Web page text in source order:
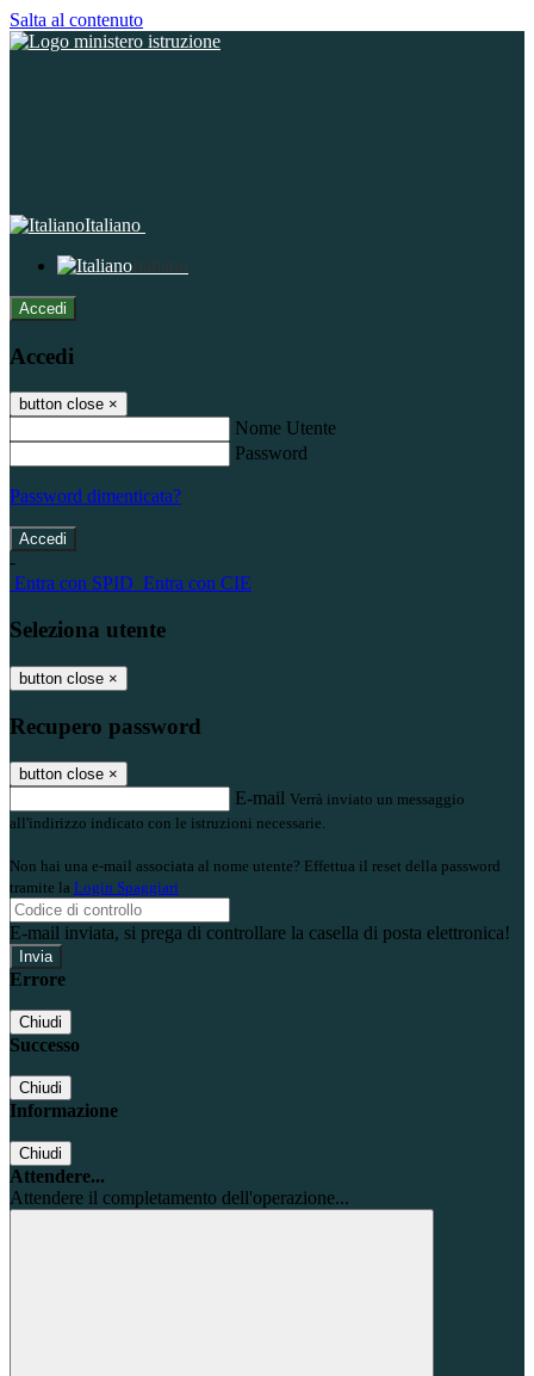
Salta al contenuto
Italiano
Italiano
Accedi
Accedi
button close ×
Nome Utente
Password
Password dimenticata?
-
Entra con SPID Entra con CIE
Seleziona utente
button close ×
Recupero password
button close ×
E-mail Verrà inviato un messaggio
all'indirizzo indicato con le istruzioni necessarie.
Non hai una e-mail associata al nome utente? Effettua il reset della password
tramite la Login Spaggiari
E-mail inviata, si prega di controllare la casella di posta elettronica!
Errore
Chiudi
Successo
Chiudi
Informazione
Chiudi
Attendere...
Attendere il completamento dell'operazione...